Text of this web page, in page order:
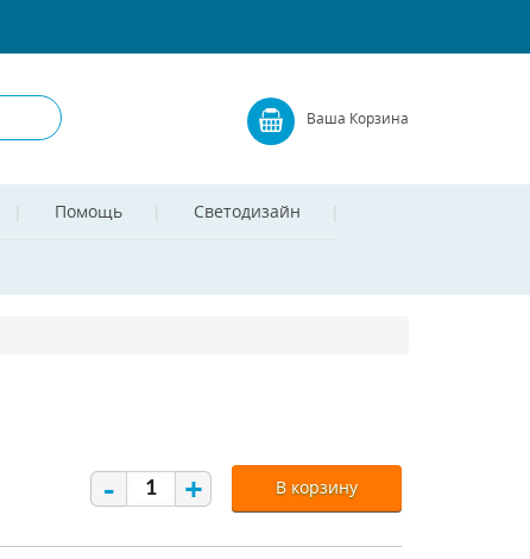
Ваша Корзина
Помощь Светодизайн
- + В корзину